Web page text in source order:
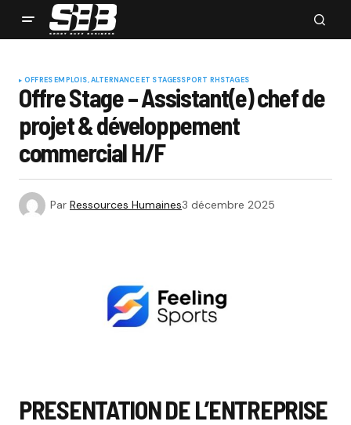
OFFRES EMPLOIS, ALTERNANCE ET STAGESSPORT RHSTAGES
Offre Stage – Assistant(e) chef de
projet & développement
commercial H/F
Par Ressources Humaines3 décembre 2025
PRESENTATION DE L’ENTREPRISE